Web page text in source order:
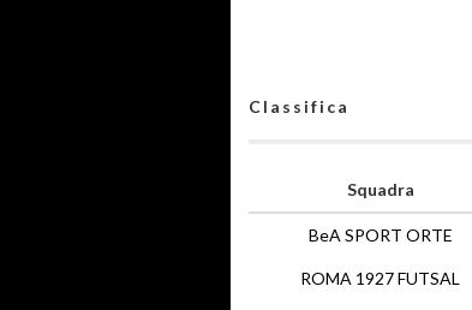
Classifica
Squadra
BeA SPORT ORTE
ROMA 1927 FUTSAL